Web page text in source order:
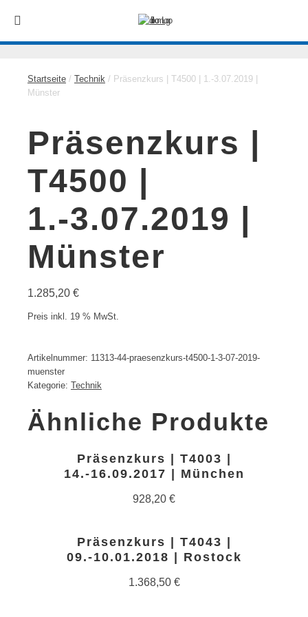
Startseite / Technik / Präsenzkurs | T4500 | 1.-3.07.2019 |
Münster
Präsenzkurs |
T4500 |
1.-3.07.2019 |
Münster
1.285,20 €
Preis inkl. 19 % MwSt.
Artikelnummer: 11313-44-praesenzkurs-t4500-1-3-07-2019-
muenster
Kategorie: Technik
Ähnliche Produkte
Präsenzkurs | T4003 |
14.-16.09.2017 | München
928,20 €
Präsenzkurs | T4043 |
09.-10.01.2018 | Rostock
1.368,50 €